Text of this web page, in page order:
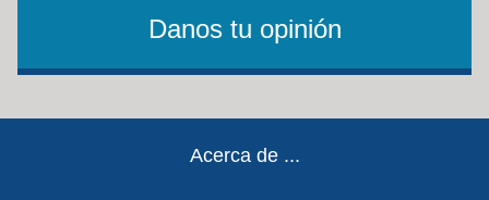
Danos tu opinión
Acerca de ...